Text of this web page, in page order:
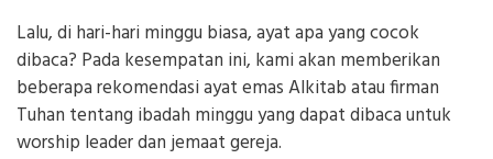
Lalu, di hari-hari minggu biasa, ayat apa yang cocok
dibaca? Pada kesempatan ini, kami akan memberikan
beberapa rekomendasi ayat emas Alkitab atau firman
Tuhan tentang ibadah minggu yang dapat dibaca untuk
worship leader dan jemaat gereja.